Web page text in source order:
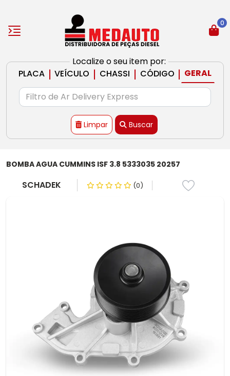
Localize o seu item por:
PLACA | VEÍCULO | CHASSI | CÓDIGO | GERAL
Limpar Buscar
0
BOMBA AGUA CUMMINS ISF 3.8 5333035 20257
SCHADEK (0)